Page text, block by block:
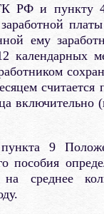
РФ и пункту
ему
календарных
считается
включительно
9
пособия
на среднее